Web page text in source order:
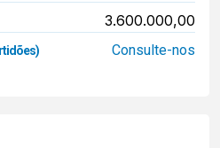
3.600.000,00
Consulte-nos